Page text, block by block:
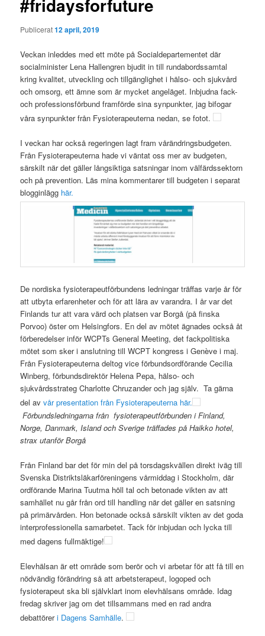
#fridaysforfuture
Publicerat12 april, 2019
Veckan inleddes med ett möte på Socialdepartementet där
socialminister Lena Hallengren bjudit in till rundabordssamtal
kring kvalitet, utveckling och tillgänglighet i hälso- och sjukvård
och omsorg, ett ämne som är mycket angeläget. Inbjudna fack-
och professionsförbund framförde sina synpunkter, jag bifogar
våra synpunkter från Fysioterapeuterna nedan, se fotot.
I veckan har också regeringen lagt fram vårändringsbudgeten.
Från Fysioterapeuterna hade vi väntat oss mer av budgeten,
särskilt när det gäller långsiktiga satsningar inom välfärdssektorn
och på prevention. Läs mina kommentarer till budgeten i separat
blogginlägg här.
De nordiska fysioterapeutförbundens ledningar träffas varje år för
att utbyta erfarenheter och för att lära av varandra. I år var det
Finlands tur att vara värd och platsen var Borgå (på finska
Porvoo) öster om Helsingfors. En del av mötet ägnades också åt
förberedelser inför WCPTs General Meeting, det fackpolitiska
mötet som sker i anslutning till WCPT kongress i Genève i maj.
Från Fysioterapeuterna deltog vice förbundsordförande Cecilia
Winberg, förbundsdirektör Helena Pepa, hälso- och
sjukvårdsstrateg Charlotte Chruzander och jag själv. Ta gärna
del avvår presentation från Fysioterapeuterna här.
Förbundsledningarna från fysioterapeutförbunden i Finland,
Norge, Danmark, Island och Sverige träffades på Haikko hotel,
strax utanför Borgå
Från Finland bar det för min del på torsdagskvällen direkt iväg till
Svenska Distriktsläkarföreningens vårmiddag i Stockholm, där
ordförande Marina Tuutma höll tal och betonade vikten av att
samhället nu går från ord till handling när det gäller en satsning
på primärvården. Hon betonade också särskilt vikten av det goda
interprofessionella samarbetet. Tack för inbjudan och lycka till
med dagens fullmäktige!
Elevhälsan är ett område som berör och vi arbetar för att få till en
nödvändig förändring så att arbetsterapeut, logoped och
fysioterapeut ska bli självklart inom elevhälsans område. Idag
fredag skriver jag om det tillsammans med en rad andra
debattöreri Dagens Samhälle.